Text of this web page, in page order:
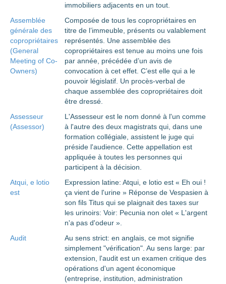
immobiliers adjacents en un tout.
Assemblée
générale des
copropriétaires
(General
Meeting of Co-
Owners)
Composée de tous les copropriétaires en
titre de l’immeuble, présents ou valablement
représentés. Une assemblée des
copropriétaires est tenue au moins une fois
par année, précédée d’un avis de
convocation à cet effet. C’est elle qui a le
pouvoir législatif. Un procès-verbal de
chaque assemblée des copropriétaires doit
être dressé.
Assesseur
(Assessor)
L'Assesseur est le nom donné à l'un comme
à l'autre des deux magistrats qui, dans une
formation collégiale, assistent le juge qui
préside l'audience. Cette appellation est
appliquée à toutes les personnes qui
participent à la décision.
Atqui, e lotio
est
Expression latine: Atqui, e lotio est « Eh oui !
ça vient de l'urine » Réponse de Vespasien à
son fils Titus qui se plaignait des taxes sur
les urinoirs: Voir: Pecunia non olet « L'argent
n'a pas d'odeur ».
Audit
Au sens strict: en anglais, ce mot signifie
simplement "vérification". Au sens large: par
extension, l'audit est un examen critique des
opérations d'un agent économique
(entreprise, institution, administration